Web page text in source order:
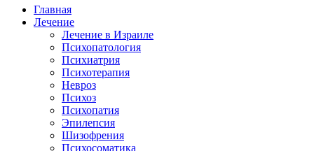
Главная
Лечение
Лечение в Израиле
Психопатология
Психиатрия
Психотерапия
Невроз
Психоз
Психопатия
Эпилепсия
Шизофрения
Психосоматика